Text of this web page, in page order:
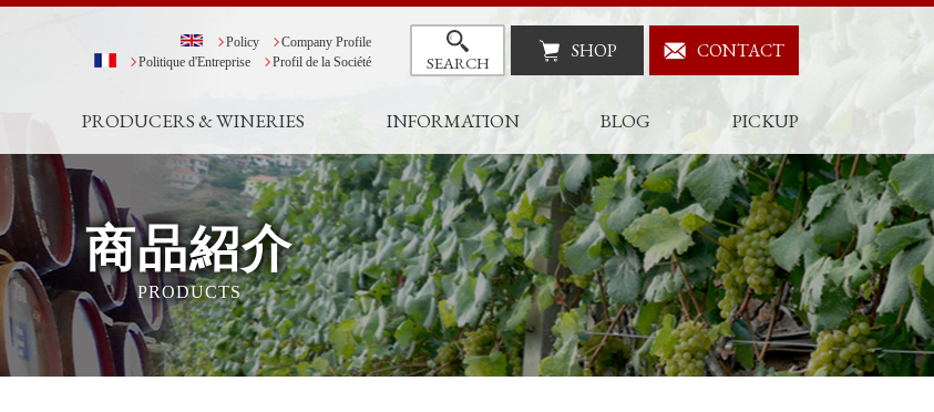
Policy
Company Profile
Politique d'Entreprise
Profil de la Société SEARCH SHOP CONTACT
PRODUCERS & WINERIES INFORMATION BLOG PICKUP
商品紹介
PRODUCTS